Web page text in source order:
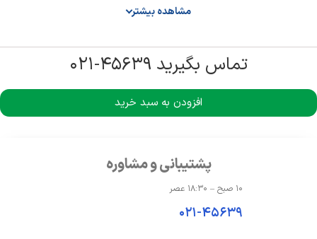
حافظه گرافیکی
سازنده پردازنده گرافیکی NVIDIA
حافظه و ذخیره‌سازی
مشاهده بیشتر
تماس بگیرید ۴۵۶۳۹-۰۲۱
افزودن به سبد خرید
پشتیبانی و مشاوره
۱۰ صبح – ۱۸:۳۰ عصر
۰۲۱-۴۵۶۳۹